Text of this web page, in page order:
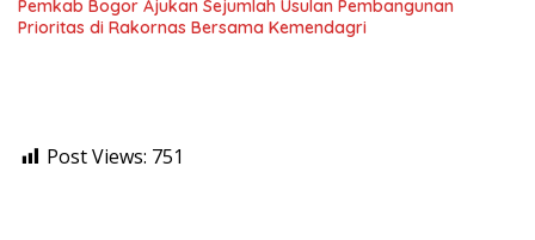
Pemkab Bogor Ajukan Sejumlah Usulan Pembangunan
Prioritas di Rakornas Bersama Kemendagri
Post Views: 751